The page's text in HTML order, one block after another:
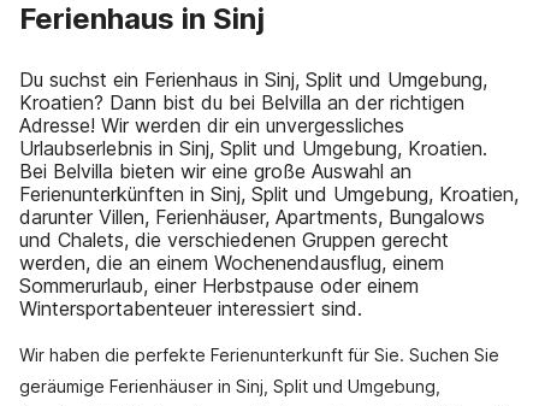
Ferienhaus in Sinj
Du suchst ein Ferienhaus in Sinj, Split und Umgebung,
Kroatien? Dann bist du bei Belvilla an der richtigen
Adresse! Wir werden dir ein unvergessliches
Urlaubserlebnis in Sinj, Split und Umgebung, Kroatien.
Bei Belvilla bieten wir eine große Auswahl an
Ferienunterkünften in Sinj, Split und Umgebung, Kroatien,
darunter Villen, Ferienhäuser, Apartments, Bungalows
und Chalets, die verschiedenen Gruppen gerecht
werden, die an einem Wochenendausflug, einem
Sommerurlaub, einer Herbstpause oder einem
Wintersportabenteuer interessiert sind.
Wir haben die perfekte Ferienunterkunft für Sie. Suchen Sie
geräumige Ferienhäuser in Sinj, Split und Umgebung,